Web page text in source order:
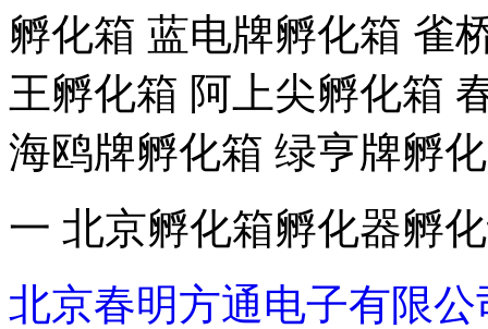
孵化箱 蓝电牌孵化箱 雀
王孵化箱 阿上尖孵化箱
海鸥牌孵化箱 绿亨牌孵
一 北京孵化箱孵化器孵
北京春明方通电子有限公